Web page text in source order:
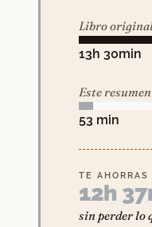
Libro
13h 30min
Este resumen
53 min
TE AHORRAS
12h
sin perder lo